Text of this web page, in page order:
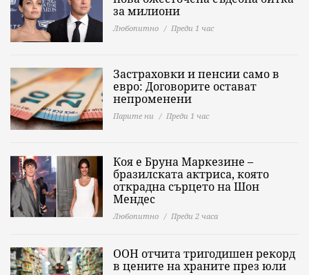
за милиони
Любопитно Преди 1 час
Застраховки и пенсии само в
евро: Договорите остават
непроменени
Парите ни Преди 1 час
Коя е Бруна Маркезине –
бразилската актриса, която
открадна сърцето на Шон
Мендес
Любопитно Преди 2 часа
ООН отчита тригодишен рекорд
в цените на храните през юли